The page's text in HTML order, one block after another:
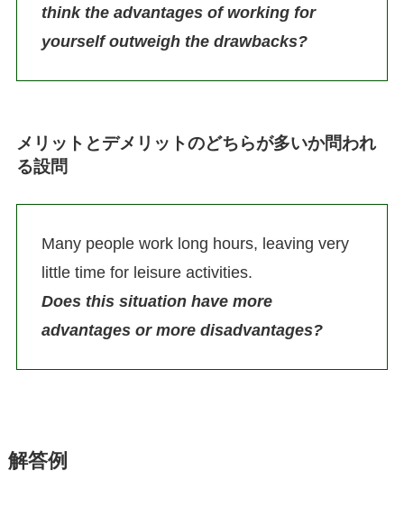
think the advantages of working for
yourself outweigh the drawbacks?
メリットとデメリットのどちらが多いか問われ
る設問
Many people work long hours, leaving very
little time for leisure activities.
Does this situation have more
advantages or more disadvantages?
解答例